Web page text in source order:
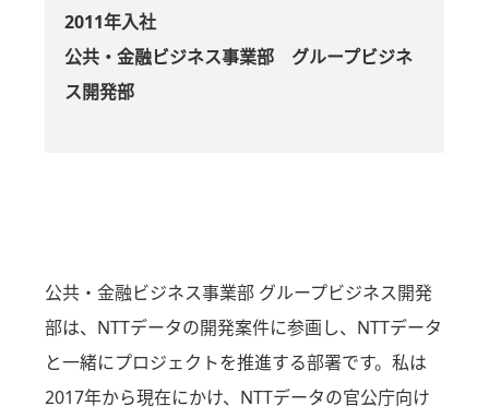
2011年入社
公共・金融ビジネス事業部 グループビジネ
ス開発部
公共・金融ビジネス事業部 グループビジネス開発
部は、NTTデータの開発案件に参画し、NTTデータ
と一緒にプロジェクトを推進する部署です。私は
2017年から現在にかけ、NTTデータの官公庁向け